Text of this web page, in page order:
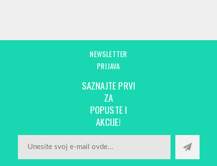
NEWSLETTER
PRIJAVA
SAZNAJTE PRVI
ZA
POPUSTE I
AKCIJE!